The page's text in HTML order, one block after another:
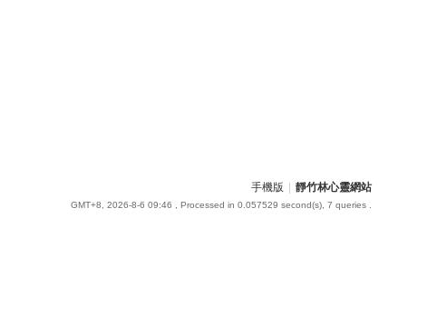
手機版 靜竹林心靈網站
GMT+8, 2026-8-6 09:46 , Processed in 0.057529 second(s), 7 queries .